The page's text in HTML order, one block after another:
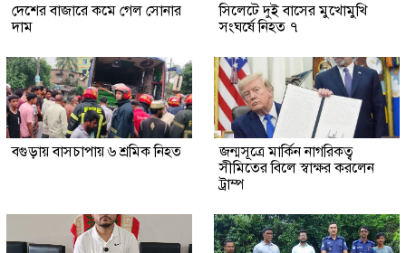
দেশের বাজারে কমে গেল সোনার
দাম
সিলেটে দুই বাসের মুখোমুখি
সংঘর্ষে নিহত ৭
বগুড়ায় বাসচাপায় ৬ শ্রমিক নিহত
জন্মসূত্রে মার্কিন নাগরিকত্ব
সীমিতের বিলে স্বাক্ষর করলেন
ট্রাম্প